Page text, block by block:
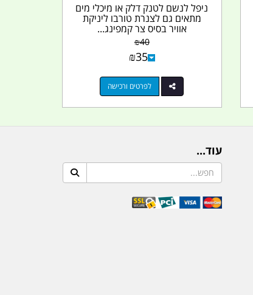
ניפל לנשם לטנק דלק או מיכלי מים
מתאים גם לצנרת טורבו ליניקת
אוויר בסיס צר קמפינג...
₪40
₪35
לפרטים ורכישה
עוד...